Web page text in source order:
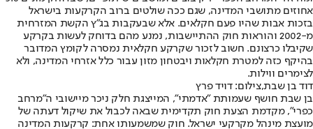
אחוזים מתושבי המדינה, שגם ככה שולטים ברוב הקרקעות בישראל
בזכות אבות שהיו פעם חקלאים. אלא שבעקבות בג״ץ הקשת המזרחית
מ-2002 והוראות חוק ההתיישבות, נמנע מהם בדוחק לעשות בקרקע
שקיבלו כרצונם. חשוב לזכור שקרקע חקלאית נמסרה לקומץ המדובר
בהיקף כזה למטרת חקלאות ויבטחון מזון עבור כלל אזרחי המדינה, ולא
לצימרים ווילות.
דוד בן שבת,צילום: דויד פרץ
בן שבת חושף שעמותת "אדמתי", המייצגת חלק ניכר מיישובי ה"מרחב
כפרי", מקדמת הצעת חוק תקדימית שבאה לכבול את שיקול דעתה של
מועצת מינהל מקרקעי ישראל. חוק שמשמעותו אחת: קרקעות המדינה